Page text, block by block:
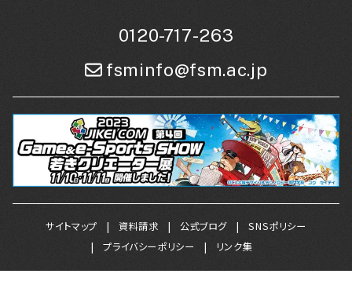
0120-717-263
fsminfo@fsm.ac.jp
サイトマップ 資料請求 公式ブログ
SNSポリシー
プライバシーポリシー
リンク集